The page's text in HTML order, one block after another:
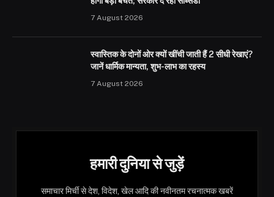
7 August 2026
स्वास्तिक के दोनों ओर क्यों खींची जाती हैं 2 सीधी रेखाएं?
जानें धार्मिक मान्यता, शुभ-लाभ का रहस्य
7 August 2026
हमारी दुनिया से जुड़ें
समाचार मिर्ची से देश, विदेश, खेल आदि की नवीनतम रचनात्मक खबरें